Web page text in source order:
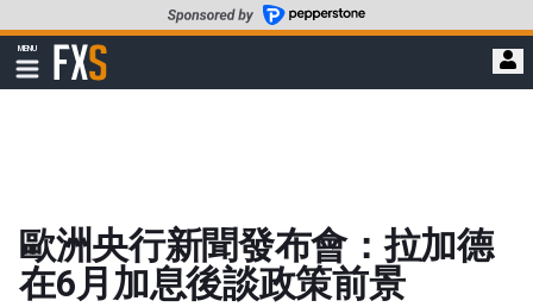
至
要
MENU
顯
示
FXStreet
歐洲央行新聞發布會：拉加德
在6月加息後談政策前景